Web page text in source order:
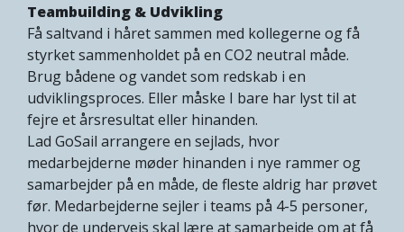
Teambuilding & Udvikling
Få saltvand i håret sammen med kollegerne og få
styrket sammenholdet på en CO2 neutral måde.
Brug bådene og vandet som redskab i en
udviklingsproces. Eller måske I bare har lyst til at
fejre et årsresultat eller hinanden.
Lad GoSail arrangere en sejlads, hvor
medarbejderne møder hinanden i nye rammer og
samarbejder på en måde, de fleste aldrig har prøvet
før. Medarbejderne sejler i teams på 4-5 personer,
hvor de undervejs skal lære at samarbejde om at få